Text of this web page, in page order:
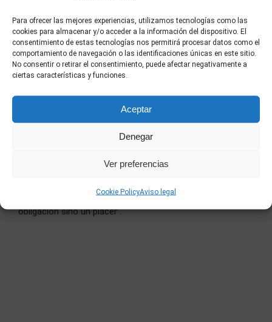
Para ofrecer las mejores experiencias, utilizamos tecnologías como las
cookies para almacenar y/o acceder a la información del dispositivo. El
consentimiento de estas tecnologías nos permitirá procesar datos como el
comportamiento de navegación o las identificaciones únicas en este sitio.
No consentir o retirar el consentimiento, puede afectar negativamente a
ciertas características y funciones.
Aceptar
Denegar
Ver preferencias
Cookie PolicyAviso legal
LACAJADMÚSICA
“Jaime Ordóñezes todo un descubrimiento. Todos
tenemos un referente clásico de la mano de Jose Mota,
atormentado, intenso, divertido, que ofrece el
Hugo Silva. Seguirlo la pista a partir de ahora no es una
obligación sino un placer”.